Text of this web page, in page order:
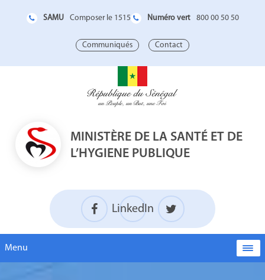
SAMU Composer le 1515 Numéro vert 800 00 50 50
Communiqués Contact
MINISTÈRE DE LA SANTÉ ET DE
L’HYGIENE PUBLIQUE
LinkedIn
Menu